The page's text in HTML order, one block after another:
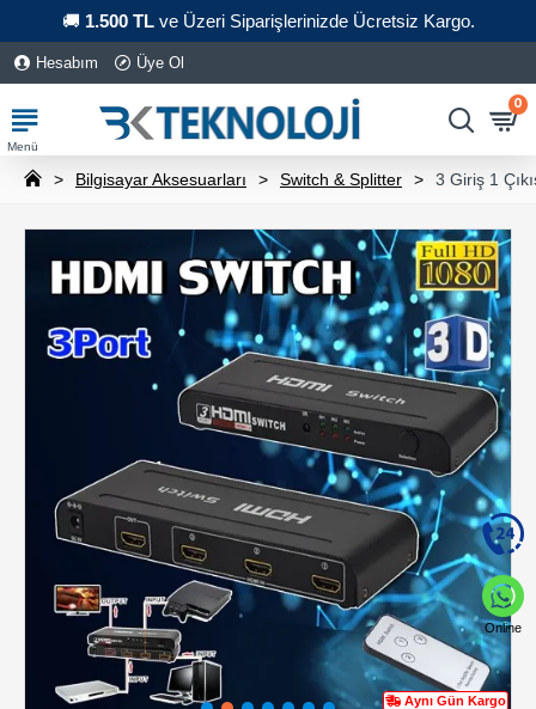
🚚 1.500 TLve Üzeri Siparişlerinizde Ücretsiz Kargo.
Hesabım Üye Ol
0
Bilgisayar Aksesuarları Switch & Splitter 3 Giriş 1
Aynı Gün Kargo
Online